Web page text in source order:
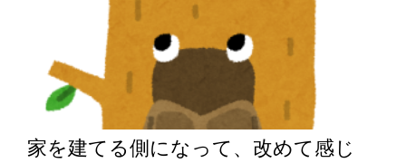
家を建てる側になって、改めて感じ